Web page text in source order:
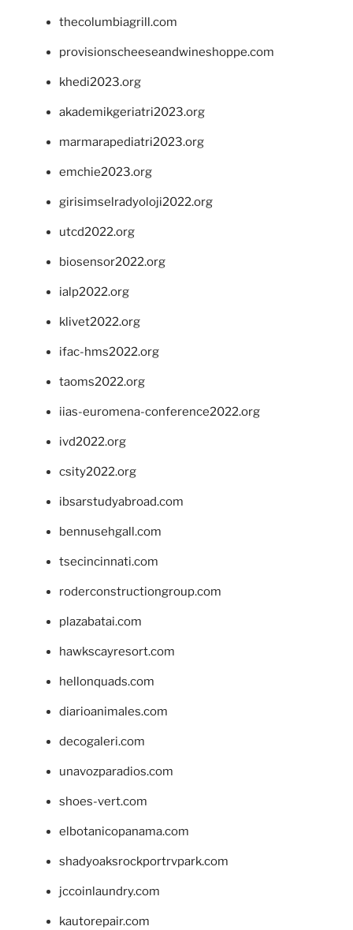
thecolumbiagrill.com
provisionscheeseandwineshoppe.com
khedi2023.org
akademikgeriatri2023.org
marmarapediatri2023.org
emchie2023.org
girisimselradyoloji2022.org
utcd2022.org
biosensor2022.org
ialp2022.org
klivet2022.org
ifac-hms2022.org
taoms2022.org
iias-euromena-conference2022.org
ivd2022.org
csity2022.org
ibsarstudyabroad.com
bennusehgall.com
tsecincinnati.com
roderconstructiongroup.com
plazabatai.com
hawkscayresort.com
hellonquads.com
diarioanimales.com
decogaleri.com
unavozparadios.com
shoes-vert.com
elbotanicopanama.com
shadyoaksrockportrvpark.com
jccoinlaundry.com
kautorepair.com